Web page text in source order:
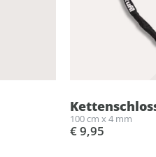
100 cm x 4 mm
€ 9,95